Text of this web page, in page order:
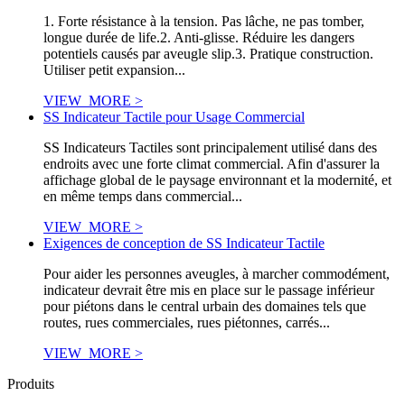
1. Forte résistance à la tension. Pas lâche, ne pas tomber,
longue durée de life.2. Anti-glisse. Réduire les dangers
potentiels causés par aveugle slip.3. Pratique construction.
Utiliser petit expansion...
VIEW_MORE >
SS Indicateur Tactile pour Usage Commercial
SS Indicateurs Tactiles sont principalement utilisé dans des
endroits avec une forte climat commercial. Afin d'assurer la
affichage global de le paysage environnant et la modernité, et
en même temps dans commercial...
VIEW_MORE >
Exigences de conception de SS Indicateur Tactile
Pour aider les personnes aveugles, à marcher commodément,
indicateur devrait être mis en place sur le passage inférieur
pour piétons dans le central urbain des domaines tels que
routes, rues commerciales, rues piétonnes, carrés...
VIEW_MORE >
Produits